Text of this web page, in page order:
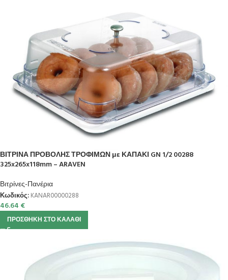
ΒΙΤΡΙΝΑ ΠΡΟΒΟΛΗΣ ΤΡΟΦΙΜΩΝ με ΚΑΠΑΚΙ GN 1/2 00288
325x265x118mm – ARAVEN
Βιτρίνες-Πανέρια
Κωδικός: KANAR00000288
46.64 €
ΠΡΟΣΘΉΚΗ ΣΤΟ ΚΑΛΆΘΙ